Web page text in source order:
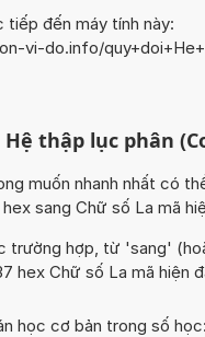
đến máy tính này:
vi-do.info/
thập lục phân
muốn nhanh nhất có
sang Chữ số La mã
trường hợp, từ 'sang'
hex Chữ số La mã hiện
học cơ bản trong số